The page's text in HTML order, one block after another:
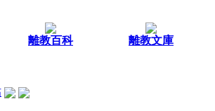
離教百科 離教文庫